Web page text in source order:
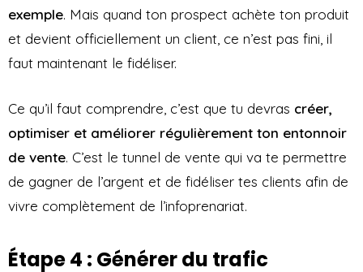
exemple. Mais quand ton prospect achète ton produit
et devient officiellement un client, ce n’est pas fini, il
faut maintenant le fidéliser.
Ce qu’il faut comprendre, c’est que tu devras créer,
optimiser et améliorer régulièrement ton entonnoir
de vente. C’est le tunnel de vente qui va te permettre
de gagner de l’argent et de fidéliser tes clients afin de
vivre complètement de l’infoprenariat.
Étape 4 : Générer du trafic